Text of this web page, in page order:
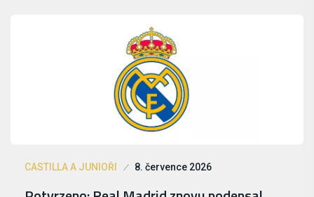
CASTILLA A JUNIOŘI 8. července 2026